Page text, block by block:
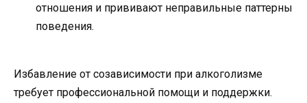
отношения и прививают неправильные паттерны
поведения.
Избавление от созависимости при алкоголизме
требует профессиональной помощи и поддержки.